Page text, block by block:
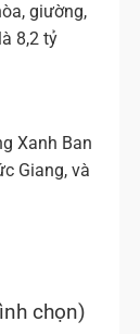
giường,
8,2 tỷ
Xanh Ban
Giang, và
chọn)